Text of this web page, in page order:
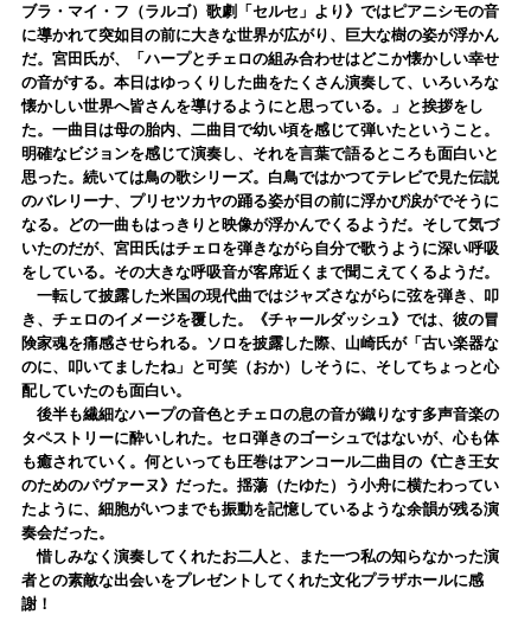
ブラ・マイ・フ（ラルゴ）歌劇「セルセ」より》ではピアニシモの音
に導かれて突如目の前に大きな世界が広がり、巨大な樹の姿が浮かん
だ。宮田氏が、「ハープとチェロの組み合わせはどこか懐かしい幸せ
の音がする。本日はゆっくりした曲をたくさん演奏して、いろいろな
懐かしい世界へ皆さんを導けるようにと思っている。」と挨拶をし
た。一曲目は母の胎内、二曲目で幼い頃を感じて弾いたということ。
明確なビジョンを感じて演奏し、それを言葉で語るところも面白いと
思った。続いては鳥の歌シリーズ。白鳥ではかつてテレビで見た伝説
のバレリーナ、プリセツカヤの踊る姿が目の前に浮かび涙がでそうに
なる。どの一曲もはっきりと映像が浮かんでくるようだ。そして気づ
いたのだが、宮田氏はチェロを弾きながら自分で歌うように深い呼吸
をしている。その大きな呼吸音が客席近くまで聞こえてくるようだ。
一転して披露した米国の現代曲ではジャズさながらに弦を弾き、叩
き、チェロのイメージを覆した。《チャールダッシュ》では、彼の冒
険家魂を痛感させられる。ソロを披露した際、山崎氏が「古い楽器な
のに、叩いてましたね」と可笑（おか）しそうに、そしてちょっと心
配していたのも面白い。
後半も繊細なハープの音色とチェロの息の音が織りなす多声音楽の
タペストリーに酔いしれた。セロ弾きのゴーシュではないが、心も体
も癒されていく。何といっても圧巻はアンコール二曲目の《亡き王女
のためのパヴァーヌ》だった。揺蕩（たゆた）う小舟に横たわってい
たように、細胞がいつまでも振動を記憶しているような余韻が残る演
奏会だった。
惜しみなく演奏してくれたお二人と、また一つ私の知らなかった演
者との素敵な出会いをプレゼントしてくれた文化プラザホールに感
謝！